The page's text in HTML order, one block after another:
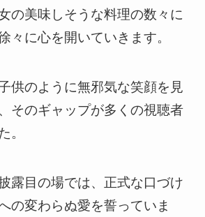
の美味しそうな料理の数々に
々に心を開いていきます。
供のように無邪気な笑顔を見
そのギャップが多くの視聴者
。
露目の場では、正式な口づけ
の変わらぬ愛を誓っていま